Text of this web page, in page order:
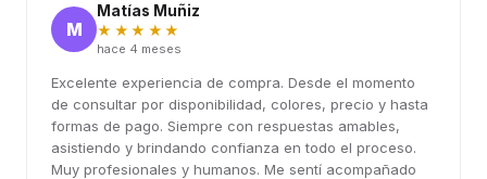
M
Matías Muñiz
★★★★★
hace 4 meses
Excelente experiencia de compra. Desde el momento
de consultar por disponibilidad, colores, precio y hasta
formas de pago. Siempre con respuestas amables,
asistiendo y brindando confianza en todo el proceso.
Muy profesionales y humanos. Me sentí acompañado